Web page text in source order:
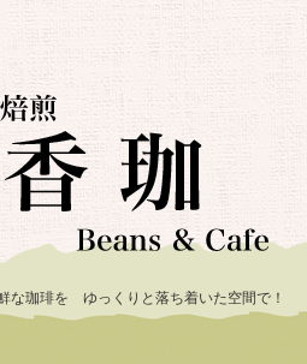
な珈琲を ゆっくりと落ち着いた空間で！